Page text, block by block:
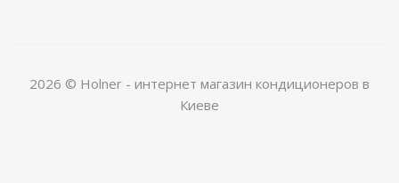
2026 © Holner - интернет магазин кондиционеров в
Киеве